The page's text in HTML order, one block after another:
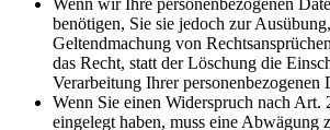
benötigen, Sie sie jedoch zur
Geltendmachung von
das Recht, statt der Löschung die
Verarbeitung Ihrer personenbezogenen
Wenn Sie einen Widerspruch nach
eingelegt haben, muss eine Abwägung